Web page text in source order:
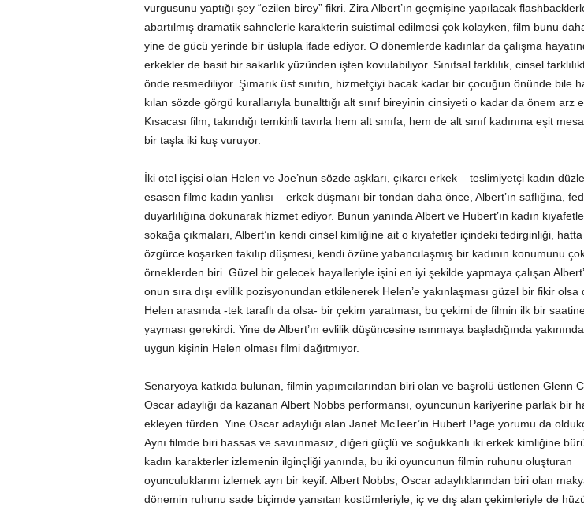
vurgusunu yaptığı şey “ezilen birey” fikri. Zira Albert’ın geçmişine yapılacak
abartılmış dramatik sahnelerle karakterin suistimal edilmesi çok kolayken, film bunu daha
yine de gücü yerinde bir üslupla ifade ediyor. O dönemlerde kadınlar da çalışma
erkekler de basit bir sakarlık yüzünden işten kovulabiliyor. Sınıfsal farklılık, cinsel
önde resmediliyor. Şımarık üst sınıfın, hizmetçiyi bacak kadar bir çocuğun önünde bile
kılan sözde görgü kurallarıyla bunalttığı alt sınıf bireyinin cinsiyeti o kadar da önem arz
Kısacası film, takındığı temkinli tavırla hem alt sınıfa, hem de alt sınıf kadınına eşit
bir taşla iki kuş vuruyor.
İki otel işçisi olan Helen ve Joe’nun sözde aşkları, çıkarcı erkek – teslimiyetçi kadın
esasen filme kadın yanlısı – erkek düşmanı bir tondan daha önce, Albert’ın saflığına,
duyarlılığına dokunarak hizmet ediyor. Bunun yanında Albert ve Hubert’ın kadın
sokağa çıkmaları, Albert’ın kendi cinsel kimliğine ait o kıyafetler içindeki tedirginliği,
özgürce koşarken takılıp düşmesi, kendi özüne yabancılaşmış bir kadının konumunu
örneklerden biri. Güzel bir gelecek hayalleriyle işini en iyi şekilde yapmaya çalışan
onun sıra dışı evlilik pozisyonundan etkilenerek Helen’e yakınlaşması güzel bir fikir olsa
Helen arasında -tek taraflı da olsa- bir çekim yaratması, bu çekimi de filmin ilk bir
yayması gerekirdi. Yine de Albert’ın evlilik düşüncesine ısınmaya başladığında
uygun kişinin Helen olması filmi dağıtmıyor.
Senaryoya katkıda bulunan, filmin yapımcılarından biri olan ve başrolü üstlenen Glenn
Oscar adaylığı da kazanan Albert Nobbs performansı, oyuncunun kariyerine parlak bir
ekleyen türden. Yine Oscar adaylığı alan Janet McTeer’in Hubert Page yorumu da
Aynı filmde biri hassas ve savunmasız, diğeri güçlü ve soğukkanlı iki erkek kimliğine
kadın karakterler izlemenin ilginçliği yanında, bu iki oyuncunun filmin ruhunu oluşturan
oyunculuklarını izlemek ayrı bir keyif. Albert Nobbs, Oscar adaylıklarından biri olan
dönemin ruhunu sade biçimde yansıtan kostümleriyle, iç ve dış alan çekimleriyle de